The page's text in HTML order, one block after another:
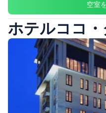
空室
ホテルココ